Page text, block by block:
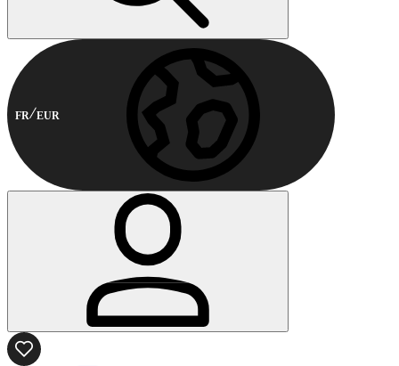
FR EUR